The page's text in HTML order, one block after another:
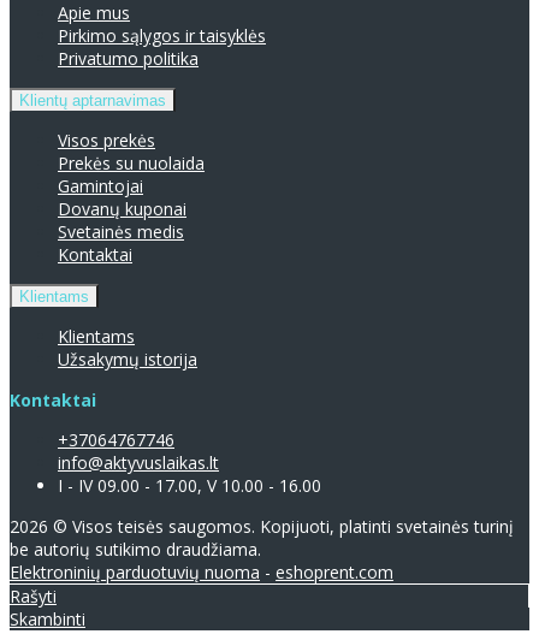
Apie mus
Pirkimo sąlygos ir taisyklės
Privatumo politika
Klientų aptarnavimas
Visos prekės
Prekės su nuolaida
Gamintojai
Dovanų kuponai
Svetainės medis
Kontaktai
Klientams
Klientams
Užsakymų istorija
Kontaktai
+37064767746
info@aktyvuslaikas.lt
I - IV 09.00 - 17.00, V 10.00 - 16.00
2026 © Visos teisės saugomos. Kopijuoti, platinti svetainės turinį
be autorių sutikimo draudžiama.
Elektroninių parduotuvių nuoma - eshoprent.com
Rašyti
Skambinti